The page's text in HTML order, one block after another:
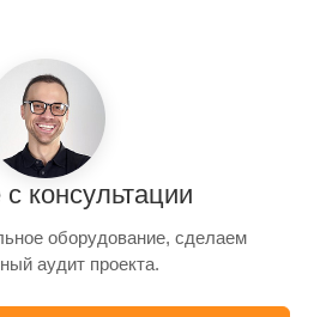
консультации
оборудование, сделаем
аудит проекта.